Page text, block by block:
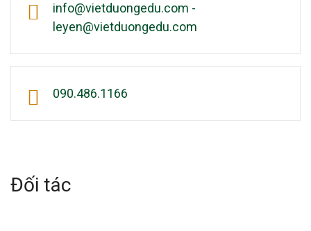
info@vietduongedu.com -
leyen@vietduongedu.com
090.486.1166
Đối tác